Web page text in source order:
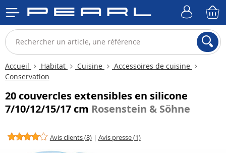
Accueil Habitat Cuisine
Accessoires de cuisine
Conservation
20 couvercles extensibles en silicone
7/10/12/15/17 cm Rosenstein & Söhne
Avis clients (8) | Avis presse (1)